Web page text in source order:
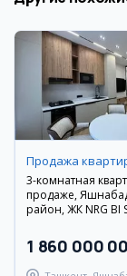
Продажа
3-комнатная
продаже,
район, ЖК NRG BI
1 860 000